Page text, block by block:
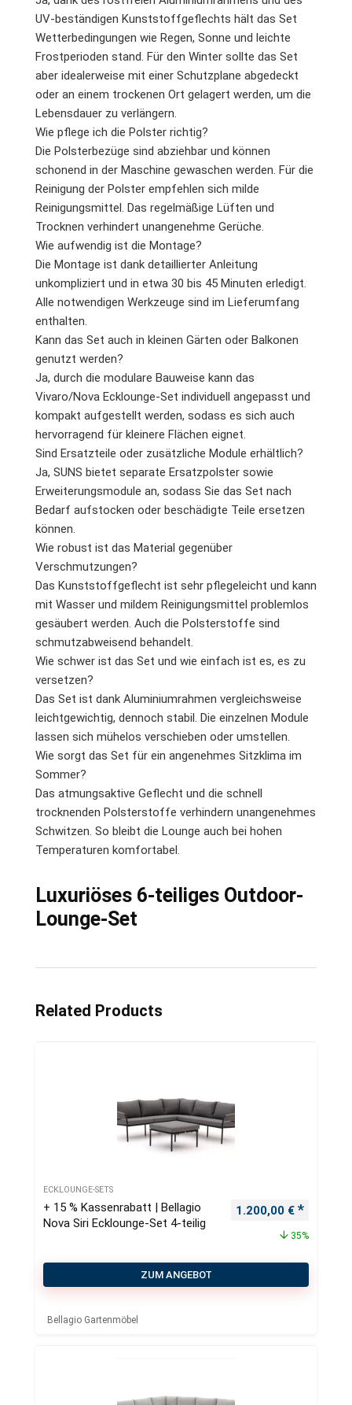
UV-beständigen Kunststoffgeflechts hält das Set
Wetterbedingungen wie Regen, Sonne und leichte
Frostperioden stand. Für den Winter sollte das Set
aber idealerweise mit einer Schutzplane abgedeckt
oder an einem trockenen Ort gelagert werden, um die
Lebensdauer zu verlängern.
Wie pflege ich die Polster richtig?
Die Polsterbezüge sind abziehbar und können
schonend in der Maschine gewaschen werden. Für die
Reinigung der Polster empfehlen sich milde
Reinigungsmittel. Das regelmäßige Lüften und
Trocknen verhindert unangenehme Gerüche.
Wie aufwendig ist die Montage?
Die Montage ist dank detaillierter Anleitung
unkompliziert und in etwa 30 bis 45 Minuten erledigt.
Alle notwendigen Werkzeuge sind im Lieferumfang
enthalten.
Kann das Set auch in kleinen Gärten oder Balkonen
genutzt werden?
Ja, durch die modulare Bauweise kann das
Vivaro/Nova Ecklounge-Set individuell angepasst und
kompakt aufgestellt werden, sodass es sich auch
hervorragend für kleinere Flächen eignet.
Sind Ersatzteile oder zusätzliche Module erhältlich?
Ja, SUNS bietet separate Ersatzpolster sowie
Erweiterungsmodule an, sodass Sie das Set nach
Bedarf aufstocken oder beschädigte Teile ersetzen
können.
Wie robust ist das Material gegenüber
Verschmutzungen?
Das Kunststoffgeflecht ist sehr pflegeleicht und kann
mit Wasser und mildem Reinigungsmittel problemlos
gesäubert werden. Auch die Polsterstoffe sind
schmutzabweisend behandelt.
Wie schwer ist das Set und wie einfach ist es, es zu
versetzen?
Das Set ist dank Aluminiumrahmen vergleichsweise
leichtgewichtig, dennoch stabil. Die einzelnen Module
lassen sich mühelos verschieben oder umstellen.
Wie sorgt das Set für ein angenehmes Sitzklima im
Sommer?
Das atmungsaktive Geflecht und die schnell
trocknenden Polsterstoffe verhindern unangenehmes
Schwitzen. So bleibt die Lounge auch bei hohen
Temperaturen komfortabel.
Luxuriöses 6-teiliges Outdoor-
Lounge-Set
Related Products
ECKLOUNGE-SETS
+ 15 % Kassenrabatt | Bellagio
Nova Siri Ecklounge-Set 4-teilig
Ursprünglicher
1.200,00 €
35%
ZUM ANGEBOT
Bellagio Gartenmöbel